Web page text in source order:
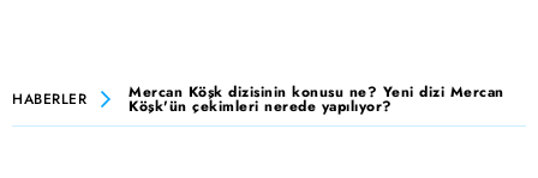
HABERLER Mercan Köşk dizisinin konusu ne? Yeni dizi Mercan
Köşk'ün çekimleri nerede yapılıyor?